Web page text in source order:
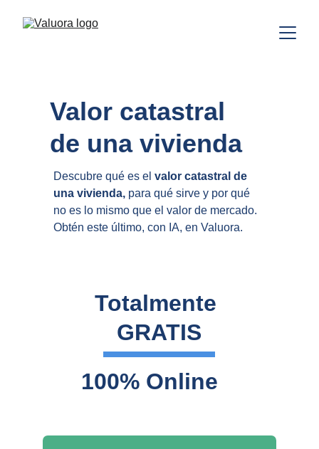
Valor catastral
de una vivienda
Descubre qué es el valor catastral de
una vivienda, para qué sirve y por qué
no es lo mismo que el valor de mercado.
Obtén este último, con IA, en Valuora.
Totalmente
GRATIS
100% Online